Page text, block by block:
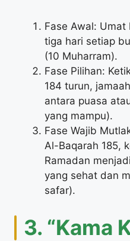
Fase Awal:
tiga hari setiap
(10 Muharram).
Fase Pilihan:
184 turun,
antara puasa
yang mampu).
Fase Wajib
Al-Baqarah 185,
Ramadan
yang sehat dan
safar).
3. “Kama